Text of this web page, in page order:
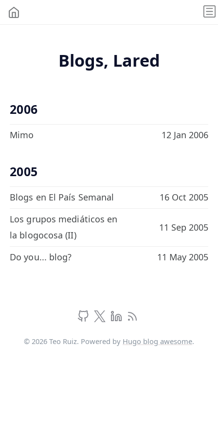
Blogs, Lared
2006
Mimo 12 Jan 2006
2005
Blogs en El País Semanal
16 Oct 2005
Los grupos mediáticos en
la blogocosa (II)
11 Sep 2005
Do you... blog? 11 May 2005
© 2026 Teo Ruiz. Powered by Hugo blog awesome.